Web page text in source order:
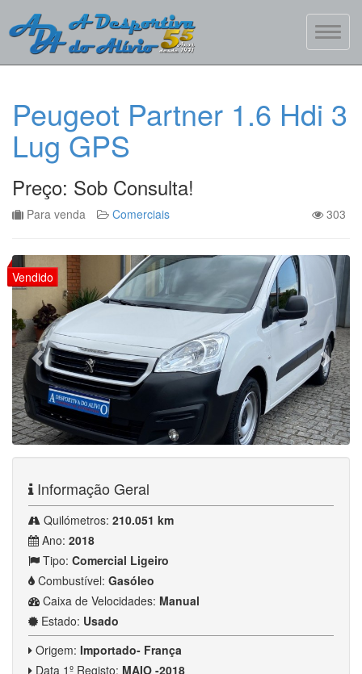
Peugeot Partner 1.6 Hdi 3
Lug GPS
Preço: Sob Consulta!
Para venda Comerciais 303
Informação Geral
Quilómetros: 210.051 km
Ano: 2018
Tipo: Comercial Ligeiro
Combustível: Gasóleo
Caixa de Velocidades: Manual
Estado: Usado
Origem: Importado- França
Data 1º Registo: MAIO -2018